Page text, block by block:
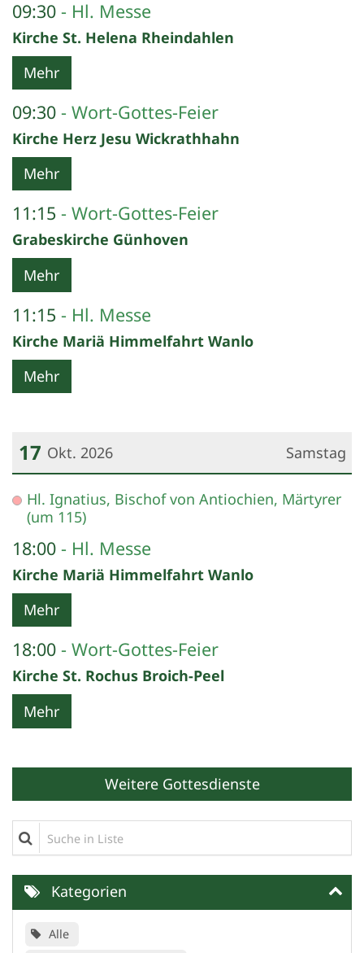
09:30 Hl. Messe
Kirche St. Helena Rheindahlen
Mehr
09:30 Wort-Gottes-Feier
Kirche Herz Jesu Wickrathhahn
Mehr
11:15 Wort-Gottes-Feier
Grabeskirche Günhoven
Mehr
11:15 Hl. Messe
Kirche Mariä Himmelfahrt Wanlo
Mehr
Samstag
17 Okt. 2026
Datum: 17. Oktober 2026
Hl. Ignatius, Bischof von Antiochien, Märtyrer
(um 115)
18:00 Hl. Messe
Kirche Mariä Himmelfahrt Wanlo
Mehr
18:00 Wort-Gottes-Feier
Kirche St. Rochus Broich-Peel
Mehr
Weitere Gottesdienste
Suche in Liste
Kategorien
Alle